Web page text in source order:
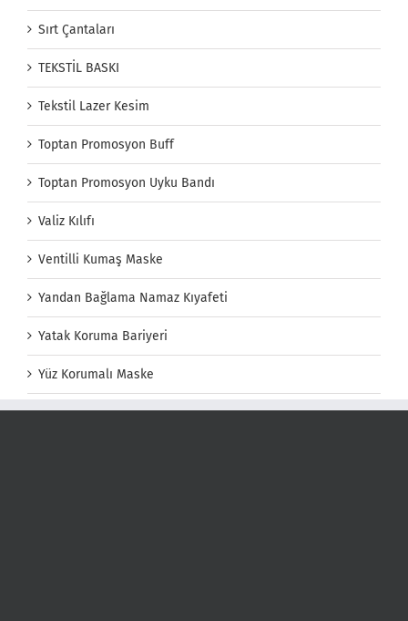
Sırt Çantaları
TEKSTİL BASKI
Tekstil Lazer Kesim
Toptan Promosyon Buff
Toptan Promosyon Uyku Bandı
Valiz Kılıfı
Ventilli Kumaş Maske
Yandan Bağlama Namaz Kıyafeti
Yatak Koruma Bariyeri
Yüz Korumalı Maske